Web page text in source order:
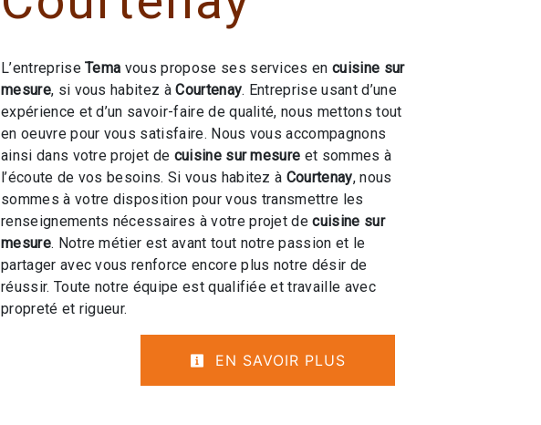
L’entrepriseTema vous propose ses services encuisine sur
mesure, si vous habitez àCourtenay. Entreprise usant d’une
expérience et d’un savoir-faire de qualité, nous mettons tout
en oeuvre pour vous satisfaire. Nous vous accompagnons
ainsi dans votre projet de cuisine sur mesure et sommes à
l’écoute de vos besoins. Si vous habitez à Courtenay, nous
sommes à votre disposition pour vous transmettre les
renseignements nécessaires à votre projet decuisine sur
mesure. Notre métier est avant tout notre passion et le
partager avec vous renforce encore plus notre désir de
réussir. Toute notre équipe est qualifiée et travaille avec
propreté et rigueur.
EN SAVOIR PLUS